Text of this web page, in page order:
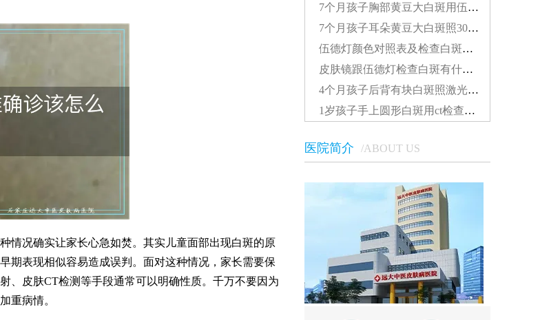
情况确实让家长心急如焚。其实儿童面部出现白斑的原
期表现相似容易造成误判。面对这种情况，家长需要保
、皮肤CT检测等手段通常可以明确性质。千万不要因为
重病情。
7个月孩子胸部黄豆大白斑用伍德灯能检查出来吗...
7个月孩子耳朵黄豆大白斑照308激光发红对患处好不好...
伍德灯颜色对照表及检查白斑准确性探讨...
皮肤镜跟伍德灯检查白斑有什么差别...
4个月孩子后背有块白斑照激光多久能看到效果...
1岁孩子手上圆形白斑用ct检查准还是伍德灯准确...
医院简介 /ABOUT US